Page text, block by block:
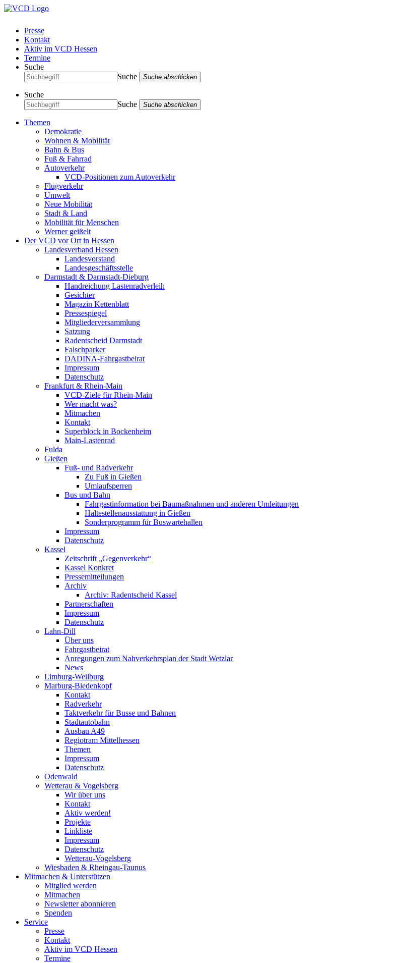
Presse
Kontakt
Aktiv im VCD Hessen
Termine
Suche
Suche
Suche abschicken
Suche
Suche
Suche abschicken
Themen
Demokratie
Wohnen & Mobilität
Bahn & Bus
Fuß & Fahrrad
Autoverkehr
VCD-Positionen zum Autoverkehr
Flugverkehr
Umwelt
Neue Mobilität
Stadt & Land
Mobilität für Menschen
Werner geißelt
Der VCD vor Ort in Hessen
Landesverband Hessen
Landesvorstand
Landesgeschäftsstelle
Darmstadt & Darmstadt-Dieburg
Handreichung Lastenradverleih
Gesichter
Magazin Kettenblatt
Pressespiegel
Mitgliederversammlung
Satzung
Radentscheid Darmstadt
Falschparker
DADINA-Fahrgastbeirat
Impressum
Datenschutz
Frankfurt & Rhein-Main
VCD-Ziele für Rhein-Main
Wer macht was?
Mitmachen
Kontakt
Superblock in Bockenheim
Main-Lastenrad
Fulda
Gießen
Fuß- und Radverkehr
Zu Fuß in Gießen
Umlaufsperren
Bus und Bahn
Fahrgastinformation bei Baumaßnahmen und anderen Umleitungen
Haltestellenausstattung in Gießen
Sonderprogramm für Buswartehallen
Impressum
Datenschutz
Kassel
Zeitschrift „Gegenverkehr“
Kassel Konkret
Pressemitteilungen
Archiv
Archiv: Radentscheid Kassel
Partnerschaften
Impressum
Datenschutz
Lahn-Dill
Über uns
Fahrgastbeirat
Anregungen zum Nahverkehrsplan der Stadt Wetzlar
News
Limburg-Weilburg
Marburg-Biedenkopf
Kontakt
Radverkehr
Taktverkehr für Busse und Bahnen
Stadtautobahn
Ausbau A49
Regiotram Mittelhessen
Themen
Impressum
Datenschutz
Odenwald
Wetterau & Vogelsberg
Wir über uns
Kontakt
Aktiv werden!
Projekte
Linkliste
Impressum
Datenschutz
Wetterau-Vogelsberg
Wiesbaden & Rheingau-Taunus
Mitmachen & Unterstützen
Mitglied werden
Mitmachen
Newsletter abonnieren
Spenden
Service
Presse
Kontakt
Aktiv im VCD Hessen
Termine